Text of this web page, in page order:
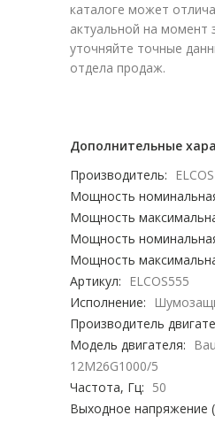
каталоге может
актуальной на момент
уточняйте точные
отдела продаж.
Дополнительные
Производитель:
ELCOS
Мощность
Мощность
Мощность
Мощность
Артикул:
ELCOS555
Исполнение:
Производитель
Модель двигателя:
12M26G1000/5
Частота, Гц: 50
Выходное напряжение